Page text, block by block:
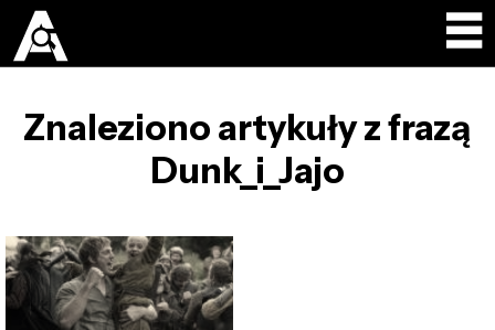
Znaleziono artykuły z frazą
Dunk_i_Jajo